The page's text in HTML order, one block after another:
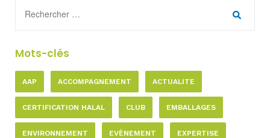
Mots-clés
AAP ACCOMPAGNEMENT ACTUALITE
CERTIFICATION HALAL CLUB EMBALLAGES
ENVIRONNEMENT EVÈNEMENT EXPERTISE